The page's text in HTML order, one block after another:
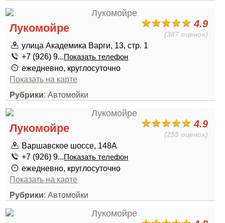
4.9
(387 оценок)
Лукомойре
улица Академика Варги, 13, стр. 1
+7 (926) 9...Показать телефон
ежедневно, круглосуточно
Показать на карте
Рубрики: Автомойки
4.9
(255 оценок)
Лукомойре
Варшавское шоссе, 148А
+7 (926) 9...Показать телефон
ежедневно, круглосуточно
Показать на карте
Рубрики: Автомойки